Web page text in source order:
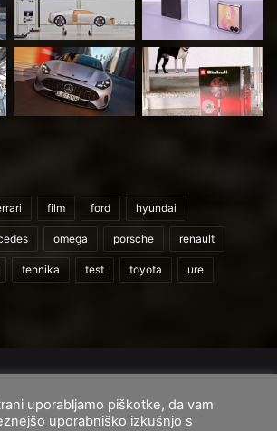
film ford hyundai
omega porsche renault
tehnika test toyota ure
Cenik storitev Pogoji uporabe
uporabljamo piškotke, da vam
uporabniško izkušnjo s